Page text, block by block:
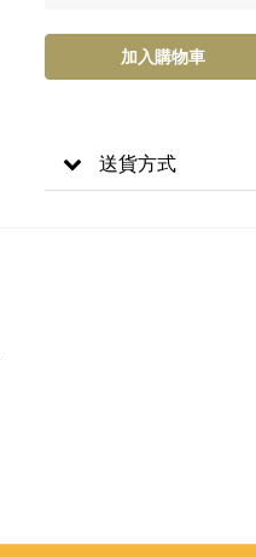
加入購物車
送貨方式